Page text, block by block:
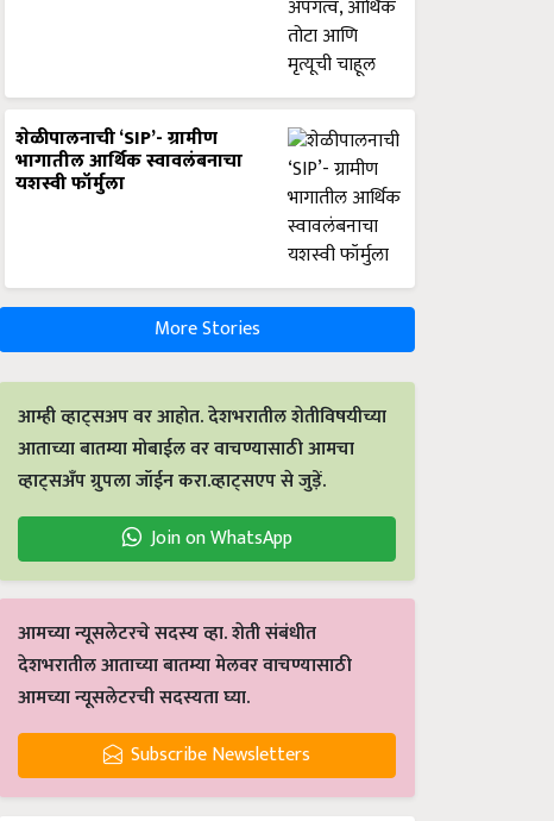
शेळीपालनाची ‘SIP’- ग्रामीण
भागातील आर्थिक स्वावलंबनाचा
यशस्वी फॉर्मुला
More Stories
आम्ही व्हाट्सअप वर आहोत. देशभरातील शेतीविषयीच्या
आताच्या बातम्या मोबाईल वर वाचण्यासाठी आमचा
व्हाट्सअँप ग्रुपला जॉईन करा.व्हाट्सएप से जुड़ें.
Join on WhatsApp
आमच्या न्यूसलेटरचे सदस्य व्हा. शेती संबंधीत
देशभरातील आताच्या बातम्या मेलवर वाचण्यासाठी
आमच्या न्यूसलेटरची सदस्यता घ्या.
Subscribe Newsletters